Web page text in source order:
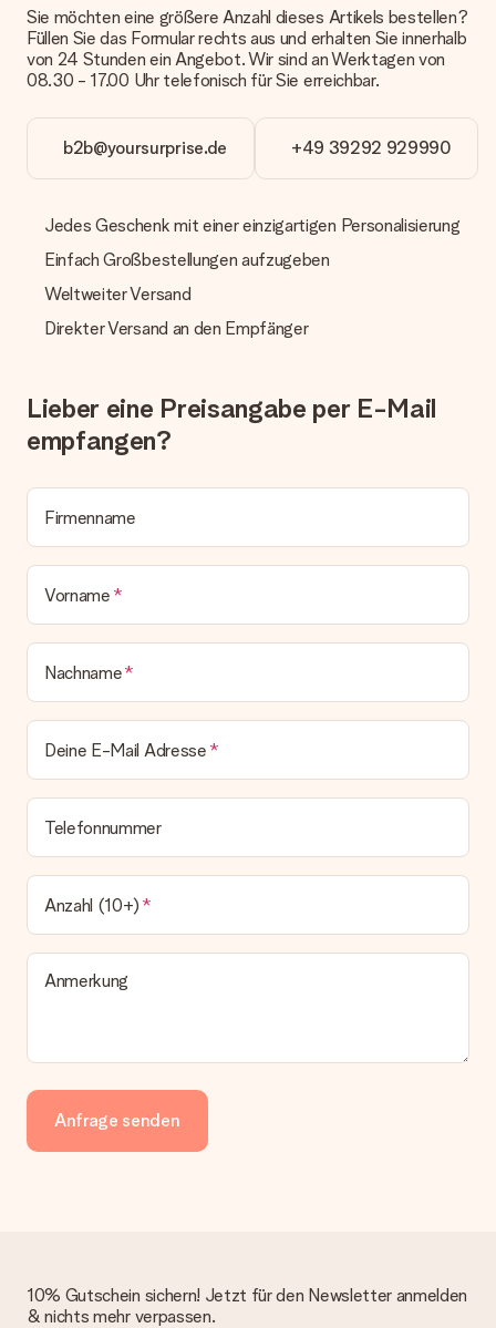
Zahlung
Wie kann ich meine Bestellung bezahlen?
Wir bieten die folgenden Zahlungsoptionen an: Vorauskasse
mit normaler Überweisung, Sofortüberweisung, Paypal,
manuellen Überweisung verlängert sich die Lieferzeit des
Geschenks jedoch um 3 Werktage.
Geschenk empfangen
Was, wenn das Geschenk meine Erwartungen nicht
Sollte das Geschenk wider Erwarten deine Erwartungen nicht
erfüllen, bitten wir dich, unseren Kundenservice zu
kontaktieren. Dort wird dir umgehend ein passender
Wird die Rechnung mit der Bestellung mitverschickt?
Alle Lieferungen erfolgen ohne Rechnung und/oder
Lieferschein. Die Rechnung zu deiner Bestellung erhältst du
deinem MySurprise Account einsehen. Du kannst das
Geschenk also direkt beim Empfänger liefern lassen und es
bleibt eine echte Überraschung!
Sie möchten eine größere Anzahl dieses Artikels bestellen?
Füllen Sie das Formular rechts aus und erhalten Sie innerhalb
von 24 Stunden ein Angebot. Wir sind an Werktagen von
08.30 - 17.00 Uhr telefonisch für Sie erreichbar.
b2b@yoursurprise.de +49 39292 929990
Jedes Geschenk mit einer einzigartigen Personalisierung
Einfach Großbestellungen aufzugeben
Weltweiter Versand
Direkter Versand an den Empfänger
Lieber eine Preisangabe per E-Mail
empfangen?
Firmenname
Vorname
Nachname
Deine E-Mail Adresse
Telefonnummer
Anzahl (10+)
Anmerkung
Anfrage senden
10% Gutschein sichern! Jetzt für den Newsletter anmelden
& nichts mehr verpassen.